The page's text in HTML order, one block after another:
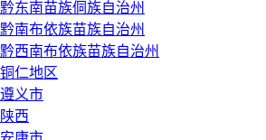
黔东南苗族侗族自治州
黔南布依族苗族自治州
黔西南布依族苗族自治州
铜仁地区
遵义市
陕西